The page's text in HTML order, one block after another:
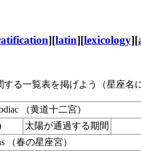
][latin][lexicology][
る一覧表を掲げよう（星座名
（黄道十二宮）
太陽が通過する期間
（春の星座宮）